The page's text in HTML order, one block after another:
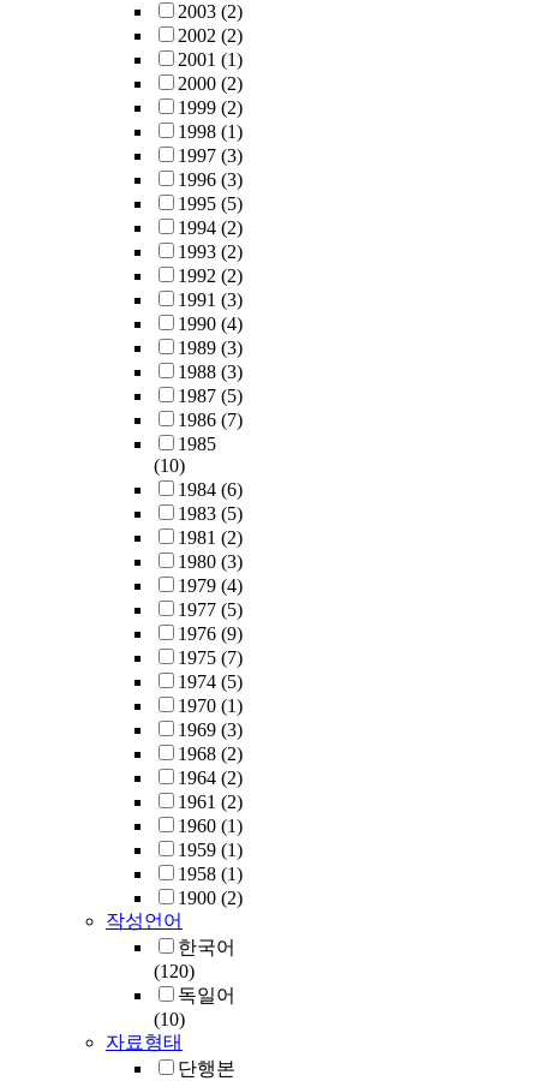
2003 (2)
2002 (2)
2001 (1)
2000 (2)
1999 (2)
1998 (1)
1997 (3)
1996 (3)
1995 (5)
1994 (2)
1993 (2)
1992 (2)
1991 (3)
1990 (4)
1989 (3)
1988 (3)
1987 (5)
1986 (7)
1985
(10)
1984 (6)
1983 (5)
1981 (2)
1980 (3)
1979 (4)
1977 (5)
1976 (9)
1975 (7)
1974 (5)
1970 (1)
1969 (3)
1968 (2)
1964 (2)
1961 (2)
1960 (1)
1959 (1)
1958 (1)
1900 (2)
작성언어
한국어
(120)
독일어
(10)
자료형태
단행본